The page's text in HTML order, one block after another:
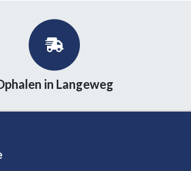
in Langeweg